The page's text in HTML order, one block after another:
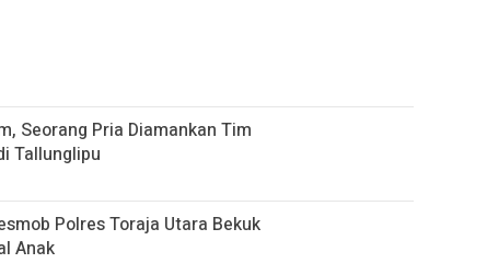
Seorang Pria Diamankan Tim
Tallunglipu
Polres Toraja Utara Bekuk
Anak